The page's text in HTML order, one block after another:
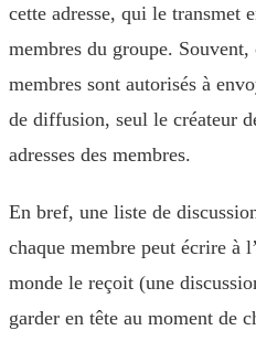
cette adresse, qui le transmet
membres du groupe.
membres sont autorisés à
de diffusion, seul le créateur
adresses des membres.
En bref, une liste de
chaque membre peut écrire à
monde le reçoit (une
garder en tête au moment